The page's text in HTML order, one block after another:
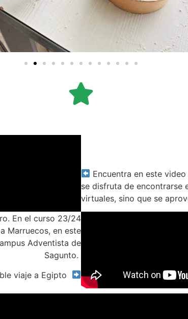
Encuentra en este
se disfruta de encontrarse
virtuales, sino que se
En el curso 23/24
Marruecos, en este
Adventista de
Sagunto.
viaje a Egipto